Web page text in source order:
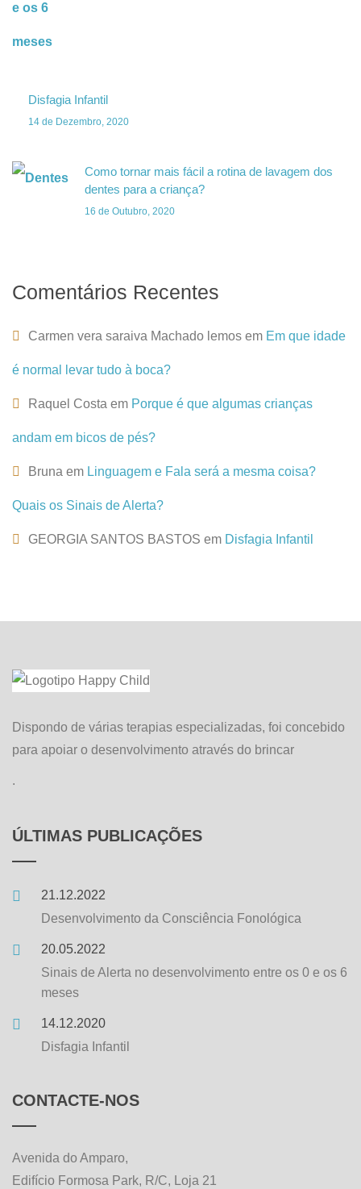
Disfagia Infantil
14 de Dezembro, 2020
Como tornar mais fácil a rotina de lavagem dos
dentes para a criança?
16 de Outubro, 2020
Comentários Recentes
Carmen vera saraiva Machado lemos em Em que idade
é normal levar tudo à boca?
Raquel Costa em Porque é que algumas crianças
andam em bicos de pés?
Bruna em Linguagem e Fala será a mesma coisa?
Quais os Sinais de Alerta?
GEORGIA SANTOS BASTOS em Disfagia Infantil
Dispondo de várias terapias especializadas, foi concebido
para apoiar o desenvolvimento através do brincar
.
ÚLTIMAS PUBLICAÇÕES
21.12.2022
Desenvolvimento da Consciência Fonológica
20.05.2022
Sinais de Alerta no desenvolvimento entre os 0 e os 6
meses
14.12.2020
Disfagia Infantil
CONTACTE-NOS
Avenida do Amparo,
Edifício Formosa Park, R/C, Loja 21